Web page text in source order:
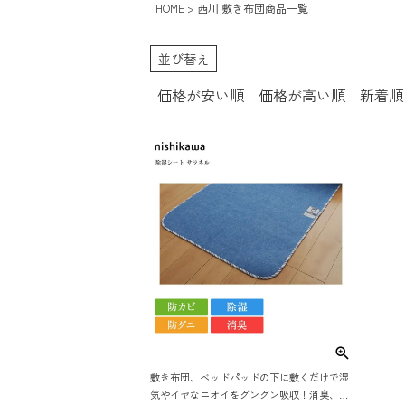
HOME 西川 敷き布団商品一覧
並び替え
価格が安い順 価格が高い順 新着順
敷き布団、ベッドパッドの下に敷くだけで湿
気やイヤなニオイをグングン吸収！消臭、防